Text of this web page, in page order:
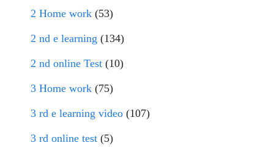
2 Home work (53)
2 nd e learning (134)
2 nd online Test (10)
3 Home work (75)
3 rd e learning video (107)
3 rd online test (5)